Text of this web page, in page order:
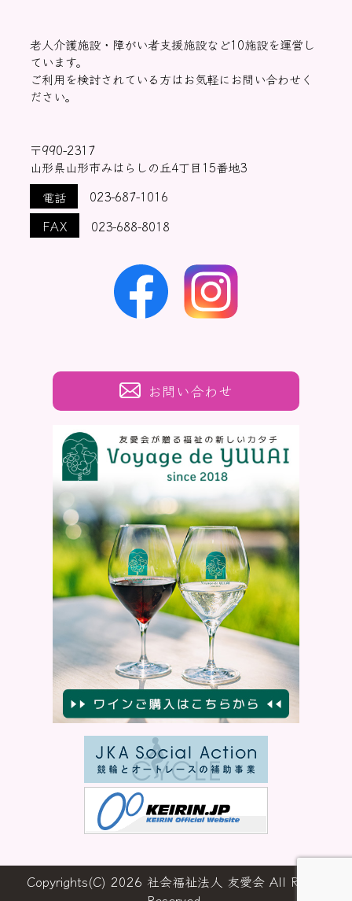
老人介護施設・障がい者支援施設など10施設を運営し
ています。
ご利用を検討されている方はお気軽にお問い合わせく
ださい。
〒990-2317
山形県山形市みはらしの丘4丁目15番地3
電話
023-687-1016
FAX
023-688-8018
お問い合わせ
Copyrights(C) 2026 社会福祉法人 友愛会 All Rights